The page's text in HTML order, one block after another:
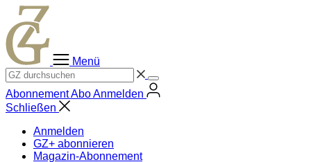
Zum
Inhalt
springen
Menü
AbonnementAboAnmelden
Schließen
Anmelden
GZ+ abonnieren
Magazin-Abonnement